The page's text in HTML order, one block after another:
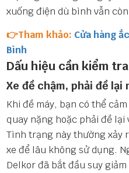
xuống điện dù bình vẫn
👉Tham khảo: Cửa hàng
Bình
Dấu hiệu cần kiểm
Xe đề chậm, phải đề lại
Khi đề máy, bạn có thể
quay nặng hoặc phải đề lại
Tình trạng này thường xảy
xe để lâu không sử dụng.
Delkor đã bắt đầu suy